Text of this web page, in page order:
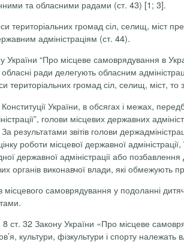
та обласними радами (ст. 43) [1; 3].
територіальних громад сіл, селищ, міст
адміністраціям (ст. 44).
України “Про місцеве самоврядування в
ради делегують обласним
територіальних громад сіл, селищ, міст,
України, в обсягах і межах,
голови місцевих державних
результатами звітів голови
роботи місцевої державної
державної адміністрації або
органів виконавчої влади, які обмежують
місцевого самоврядування у подоланні
8ст. 32 Закону України «Про місцеве
культури, фізкультури і спорту належать